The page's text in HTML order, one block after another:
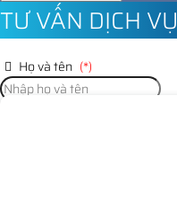
TƯ VẤN DỊCH VỤ
Họ và tên (*)